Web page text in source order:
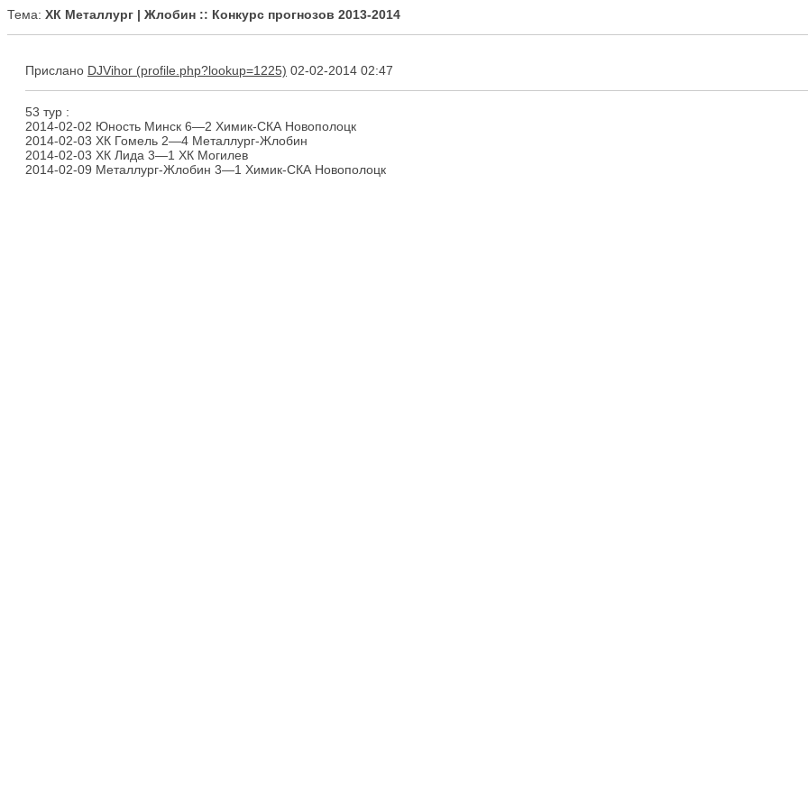
Тема: ХК Металлург | Жлобин :: Конкурс прогнозов 2013-2014
Прислано DJVihor 02-02-2014 02:47
53 тур :
2014-02-02 Юность Минск 6—2 Химик-СКА Новополоцк
2014-02-03 ХК Гомель 2—4 Металлург-Жлобин
2014-02-03 ХК Лида 3—1 ХК Могилев
2014-02-09 Металлург-Жлобин 3—1 Химик-СКА Новополоцк